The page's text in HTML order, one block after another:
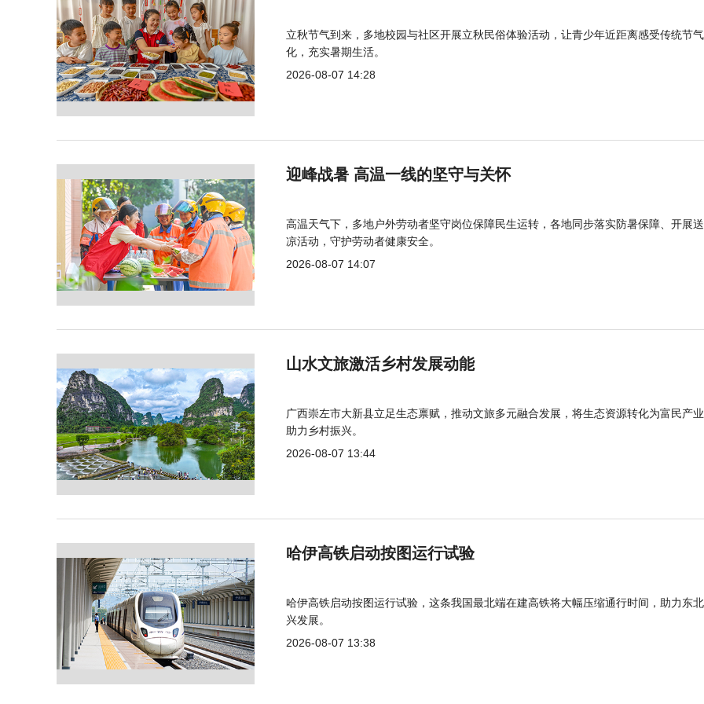
立秋节气到来，多地校园与社区开展立秋民俗体验活动，让青少年近距离感受传统节
化，充实暑期生活。
2026-08-07 14:28
迎峰战暑 高温一线的坚守与关怀
高温天气下，多地户外劳动者坚守岗位保障民生运转，各地同步落实防暑保障、开展
凉活动，守护劳动者健康安全。
2026-08-07 14:07
山水文旅激活乡村发展动能
广西崇左市大新县立足生态禀赋，推动文旅多元融合发展，将生态资源转化为富民产
助力乡村振兴。
2026-08-07 13:44
哈伊高铁启动按图运行试验
哈伊高铁启动按图运行试验，这条我国最北端在建高铁将大幅压缩通行时间，助力东
兴发展。
2026-08-07 13:38